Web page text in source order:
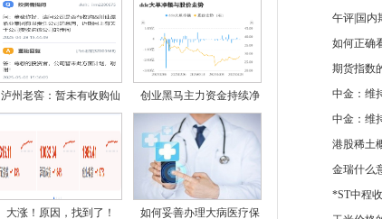
泸州老窖：暂未有收购仙 创业黑马主力资金持续净
大涨！原因，找到了！ 如何妥善办理大病医疗保
午评|国内
如何正确
期货指数
中金：维
中金：维
港股稀土
金瑞什么
*ST中程